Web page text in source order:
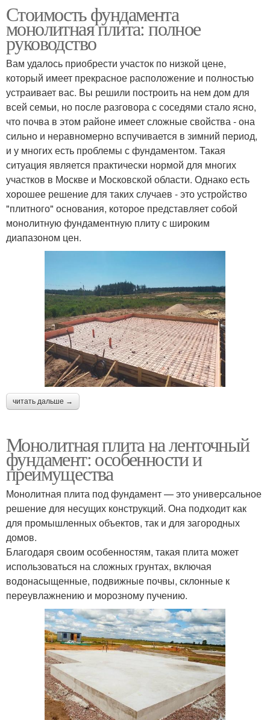
Стоимость фундамента
монолитная плита: полное
руководство
Вам удалось приобрести участок по низкой цене,
который имеет прекрасное расположение и полностью
устраивает вас. Вы решили построить на нем дом для
всей семьи, но после разговора с соседями стало ясно,
что почва в этом районе имеет сложные свойства - она
сильно и неравномерно вспучивается в зимний период,
и у многих есть проблемы с фундаментом. Такая
ситуация является практически нормой для многих
участков в Москве и Московской области. Однако есть
хорошее решение для таких случаев - это устройство
"плитного" основания, которое представляет собой
монолитную фундаментную плиту с широким
диапазоном цен.
читать дальше →
Монолитная плита на ленточный
фундамент: особенности и
преимущества
Монолитная плита под фундамент — это универсальное
решение для несущих конструкций. Она подходит как
для промышленных объектов, так и для загородных
домов.
Благодаря своим особенностям, такая плита может
использоваться на сложных грунтах, включая
водонасыщенные, подвижные почвы, склонные к
переувлажнению и морозному пучению.